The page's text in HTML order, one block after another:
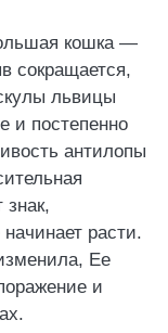
кошка —
сокращается,
львицы
и постепенно
антилопы
расти.
Ее
и